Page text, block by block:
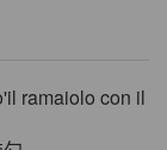
ramaiolo con il